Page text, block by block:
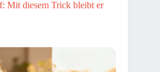
Mit diesem Trick bleibt er